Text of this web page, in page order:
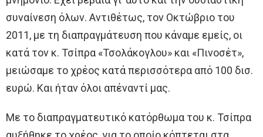
συναίνεση όλων. Αντιθέτως, τον Οκτώβριο του
2011, με τη διαπραγμάτευση που κάναμε εμείς, οι
κατά τον κ. Τσίπρα «Τσολάκογλου» και «Πινοσέτ»,
μειώσαμε το χρέος κατά περισσότερα από 100 δισ.
ευρώ. Και ήταν όλοι απέναντί μας.
Με το διαπραγματευτικό κατόρθωμα του κ. Τσίπρα